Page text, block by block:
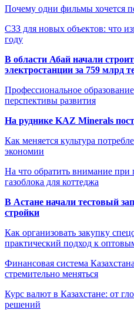
Почему одни фильмы хочется
СЗЗ для новых объектов: что
году
В области Абай начали
электростанции за 759 млрд
Профессиональное
перспективы развития
На руднике KAZ Minerals
Как меняется культура
экономии
На что обратить внимание при
газоблока для коттеджа
В Астане начали тестовый
стройки
Как организовать закупку
практический подход к
Финансовая система
стремительно меняться
Курс валют в Казахстане: от
решений